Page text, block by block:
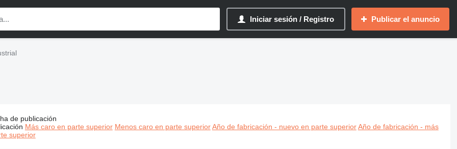
Iniciar sesión / Registro Publicar el anuncio
Soraluce maquinaria industrial
de publicación
Más caro en parte superior Menos caro en parte superior Año de fabricación - nuevo en parte superior Año de fabricación - más
superior